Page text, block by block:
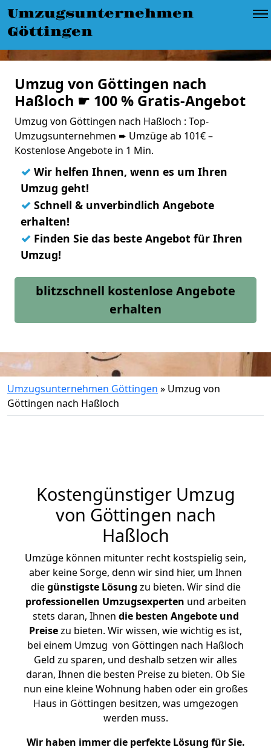
Umzugsunternehmen
Göttingen
Umzug von Göttingen nach
Haßloch ☛ 100 % Gratis-Angebot
Umzug von Göttingen nach Haßloch : Top-
Umzugsunternehmen ➨ Umzüge ab 101€ –
Kostenlose Angebote in 1 Min.
✓ Wir helfen Ihnen, wenn es um Ihren
Umzug geht!
✓ Schnell & unverbindlich Angebote
erhalten!
✓ Finden Sie das beste Angebot für Ihren
Umzug!
blitzschnell kostenlose Angebote
erhalten
Umzugsunternehmen Göttingen » Umzug von
Göttingen nach Haßloch
Kostengünstiger Umzug
von Göttingen nach
Haßloch
Umzüge können mitunter recht kostspielig sein,
aber keine Sorge, denn wir sind hier, um Ihnen
diegünstigste Lösung zu bieten. Wir sind die
professionellen Umzugsexperten und arbeiten
stets daran, Ihnen die besten Angebote und
Preisezu bieten. Wir wissen, wie wichtig es ist,
bei einem Umzug von Göttingen nach Haßloch
Geld zu sparen, und deshalb setzen wir alles
daran, Ihnen die besten Preise zu bieten. Ob Sie
nun eine kleine Wohnung haben oder ein großes
Haus in Göttingen besitzen, was umgezogen
werden muss.
Wir haben immer die perfekte Lösung für Sie.